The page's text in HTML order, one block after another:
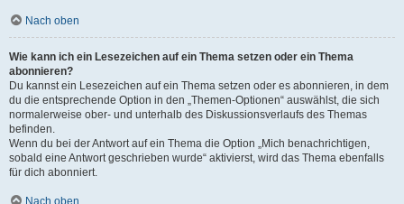
Nach oben
Wie kann ich ein Lesezeichen auf ein Thema setzen oder ein Thema
abonnieren?
Du kannst ein Lesezeichen auf ein Thema setzen oder es abonnieren, in dem
du die entsprechende Option in den „Themen-Optionen“ auswählst, die sich
normalerweise ober- und unterhalb des Diskussionsverlaufs des Themas
befinden.
Wenn du bei der Antwort auf ein Thema die Option „Mich benachrichtigen,
sobald eine Antwort geschrieben wurde“ aktivierst, wird das Thema ebenfalls
für dich abonniert.